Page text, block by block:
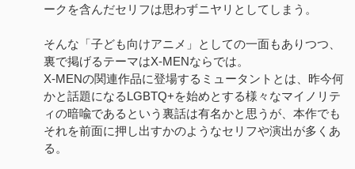
ークを含んだセリフは思わずニヤリとしてしまう。
そんな「子ども向けアニメ」としての一面もありつつ、
裏で掲げるテーマはX-MENならでは。
X-MENの関連作品に登場するミュータントとは、昨今何
かと話題になるLGBTQ+を始めとする様々なマイノリテ
ィの暗喩であるという裏話は有名かと思うが、本作でも
それを前面に押し出すかのようなセリフや演出が多くあ
る。